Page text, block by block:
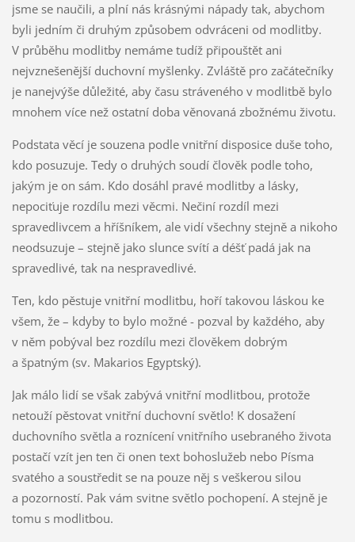
jsme se naučili, a plní nás krásnými nápady tak, abychom
byli jedním či druhým způsobem odvráceni od modlitby.
V průběhu modlitby nemáme tudíž připouštět ani
nejvznešenější duchovní myšlenky. Zvláště pro začátečníky
je nanejvýše důležité, aby času stráveného v modlitbě bylo
mnohem více než ostatní doba věnovaná zbožnému životu.
Podstata věcí je souzena podle vnitřní disposice duše toho,
kdo posuzuje. Tedy o druhých soudí člověk podle toho,
jakým je on sám. Kdo dosáhl pravé modlitby a lásky,
nepociťuje rozdílu mezi věcmi. Nečiní rozdíl mezi
spravedlivcem a hříšníkem, ale vidí všechny stejně a nikoho
neodsuzuje – stejně jako slunce svítí a déšť padá jak na
spravedlivé, tak na nespravedlivé.
Ten, kdo pěstuje vnitřní modlitbu, hoří takovou láskou ke
všem, že – kdyby to bylo možné - pozval by každého, aby
v něm pobýval bez rozdílu mezi člověkem dobrým
a špatným (sv. Makarios Egyptský).
Jak málo lidí se však zabývá vnitřní modlitbou, protože
netouží pěstovat vnitřní duchovní světlo! K dosažení
duchovního světla a roznícení vnitřního usebraného života
postačí vzít jen ten či onen text bohoslužeb nebo Písma
svatého a soustředit se na pouze něj s veškerou silou
a pozorností. Pak vám svitne světlo pochopení. A stejně je
tomu s modlitbou.